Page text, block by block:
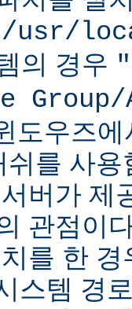
/usr/
의 경우
Group/
도우즈
쉬를 사
버가 제
관점이
를 한
스템 경